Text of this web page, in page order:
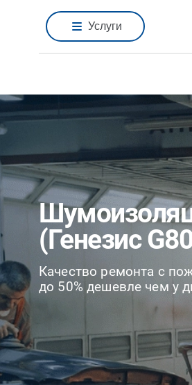
Услуги
(Генезис
Качество ремонта с
до 50% дешевле чем у